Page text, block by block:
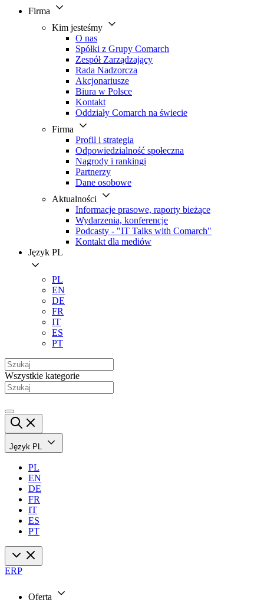
Firma
Kim jesteśmy
O nas
Spółki z Grupy Comarch
Zespół Zarządzający
Rada Nadzorcza
Akcjonariusze
Biura w Polsce
Kontakt
Oddziały Comarch na świecie
Firma
Profil i strategia
Odpowiedzialność społeczna
Nagrody i rankingi
Partnerzy
Dane osobowe
Aktualności
Informacje prasowe, raporty bieżące
Wydarzenia, konferencje
Podcasty - "IT Talks with Comarch"
Kontakt dla mediów
Język PL
PL
EN
DE
FR
IT
ES
PT
Wszystkie kategorie
Język PL
PL
EN
DE
FR
IT
ES
PT
ERP
Oferta